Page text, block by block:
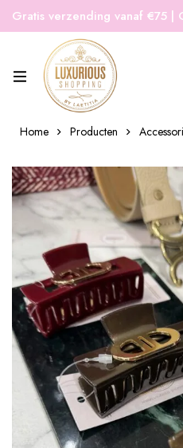
Gratis verzending vanaf €75 |
winkel | Snelle verzending
Home Producten